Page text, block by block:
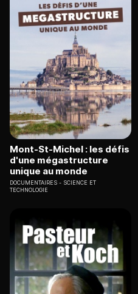
Mont-St-Michel : les défis
d'une mégastructure
unique au monde
DOCUMENTAIRES
SCIENCE ET
TECHNOLOGIE